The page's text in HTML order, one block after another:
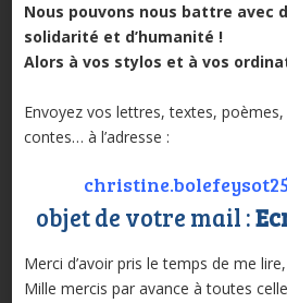
Nous pouvons nous battre avec
solidarité et d’humanité !
Alors à vos stylos et à vos
Envoyez vos lettres, textes,
contes… à l’adresse :
objet de votre mail :
Merci d’avoir pris le temps de me lire,
Mille mercis par avance à toutes